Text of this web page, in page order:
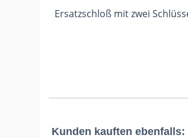
Ersatzschloß mit zwei
Kunden kauften ebenfalls: